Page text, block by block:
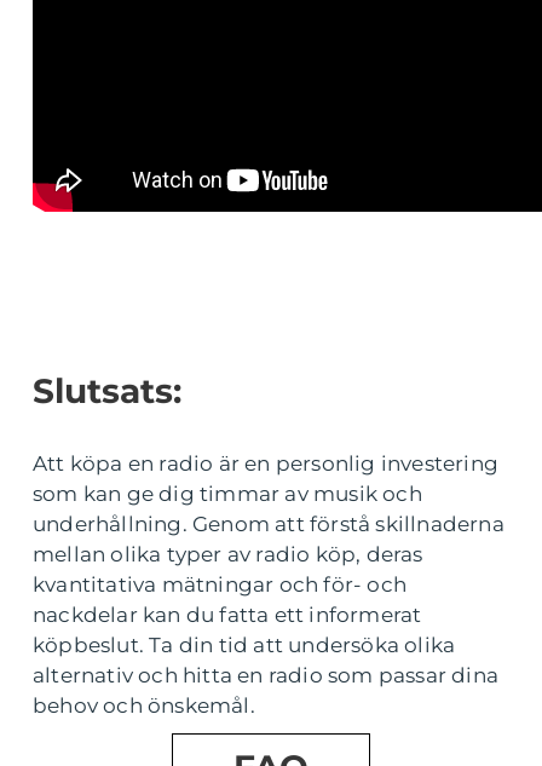
Slutsats:
Att köpa en radio är en personlig investering
som kan ge dig timmar av musik och
underhållning. Genom att förstå skillnaderna
mellan olika typer av radio köp, deras
kvantitativa mätningar och för- och
nackdelar kan du fatta ett informerat
köpbeslut. Ta din tid att undersöka olika
alternativ och hitta en radio som passar dina
behov och önskemål.